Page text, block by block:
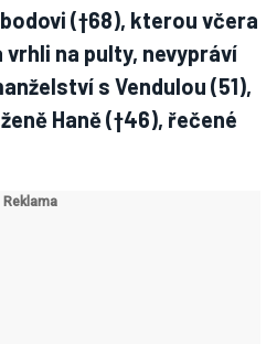
(†68), kterou včera
na pulty, nevypráví
s Vendulou (51),
Haně (†46), řečené